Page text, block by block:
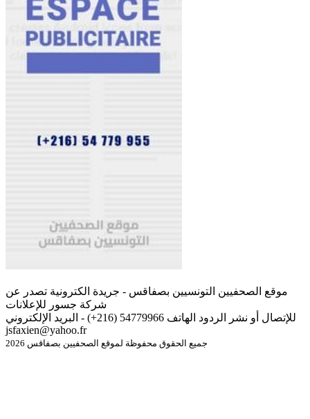
موقع الصحفيين التونسيين بصفاقس - جريدة الكترونية تصدر عن
شركة جسور للإعلانات
للإتصال أو نشر الردود الهاتف 54779966 (216+) - البريد الإلكتروني
jsfaxien@yahoo.fr
جميع الحقوق محفوظة لموقع الصحفيين بصفاقس 2026